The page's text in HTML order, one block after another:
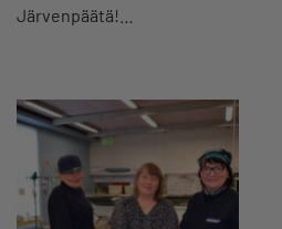
Järvenpäätä!…